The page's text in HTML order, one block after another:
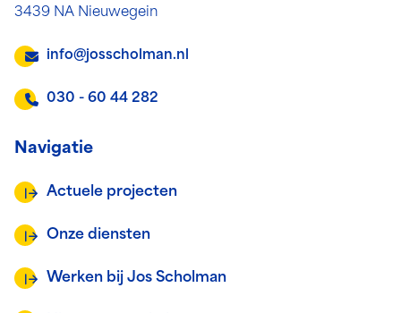
3439 NA Nieuwegein
info@josscholman.nl
030 - 60 44 282
Navigatie
Actuele projecten
Onze diensten
Werken bij Jos Scholman